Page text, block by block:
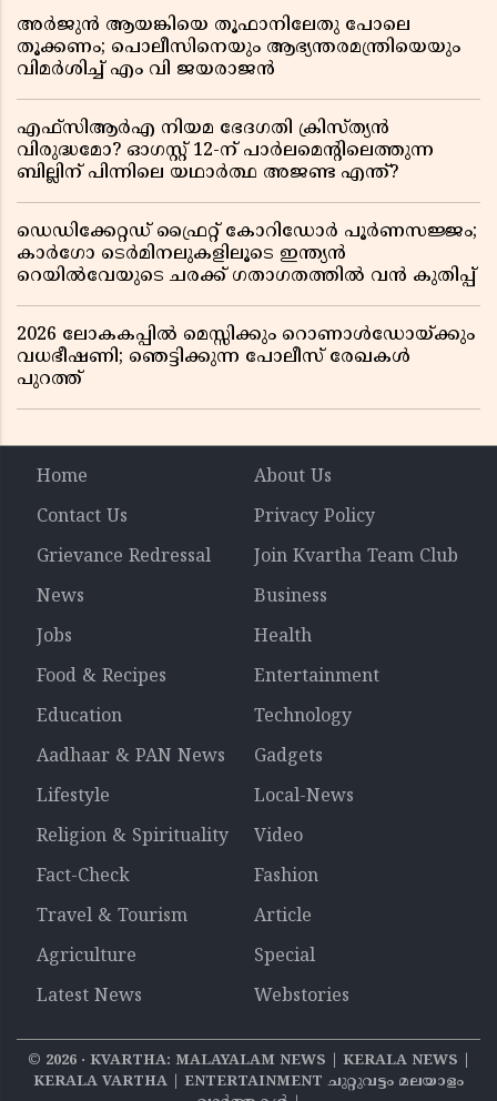
അർജുൻ ആയങ്കിയെ തൂഫാനിലേതു പോലെ
തൂക്കണം; പൊലീസിനെയും ആഭ്യന്തരമന്ത്രിയെയും
വിമർശിച്ച് എം വി ജയരാജൻ
എഫ്സിആർഎ നിയമ ഭേദഗതി ക്രിസ്ത്യൻ
വിരുദ്ധമോ? ഓഗസ്റ്റ് 12-ന് പാർലമെന്റിലെത്തുന്ന
ബില്ലിന് പിന്നിലെ യഥാർത്ഥ അജണ്ട എന്ത്?
ഡെഡിക്കേറ്റഡ് ഫ്രൈറ്റ് കോറിഡോർ പൂർണസജ്ജം;
കാർഗോ ടെർമിനലുകളിലൂടെ ഇന്ത്യൻ
റെയിൽവേയുടെ ചരക്ക് ഗതാഗതത്തിൽ വൻ കുതിപ്പ്
2026 ലോകകപ്പിൽ മെസ്സിക്കും റൊണാൾഡോയ്ക്കും
വധഭീഷണി; ഞെട്ടിക്കുന്ന പോലീസ് രേഖകൾ
പുറത്ത്
Home
About Us
Contact Us
Privacy Policy
Grievance Redressal
Join Kvartha Team Club
News
Business
Jobs
Health
Food & Recipes
Entertainment
Education
Technology
Aadhaar & PAN News
Gadgets
Lifestyle
Local-News
Religion & Spirituality
Video
Fact-Check
Fashion
Travel & Tourism
Article
Agriculture
Special
Latest News
Webstories
© 2026‧ KVARTHA: MALAYALAM NEWS | KERALA NEWS |
KERALA VARTHA | ENTERTAINMENT ചുറ്റുവട്ടം മലയാളം